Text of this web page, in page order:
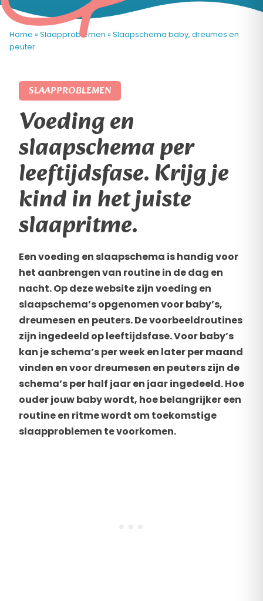
Home » Slaapproblemen » Slaapschema baby, dreumes en
peuter
SLAAPPROBLEMEN
Voeding en
slaapschema per
leeftijdsfase. Krijg je
kind in het juiste
slaapritme.
Een voeding en slaapschema is handig voor
het aanbrengen van routine in de dag en
nacht. Op deze website zijn voeding en
slaapschema’s opgenomen voor baby’s,
dreumesen en peuters. De voorbeeldroutines
zijn ingedeeld op leeftijdsfase. Voor baby’s
kan je schema’s per week en later per maand
vinden en voor dreumesen en peuters zijn de
schema’s per half jaar en jaar ingedeeld. Hoe
ouder jouw baby wordt, hoe belangrijker een
routine en ritme wordt om toekomstige
slaapproblemen te voorkomen.